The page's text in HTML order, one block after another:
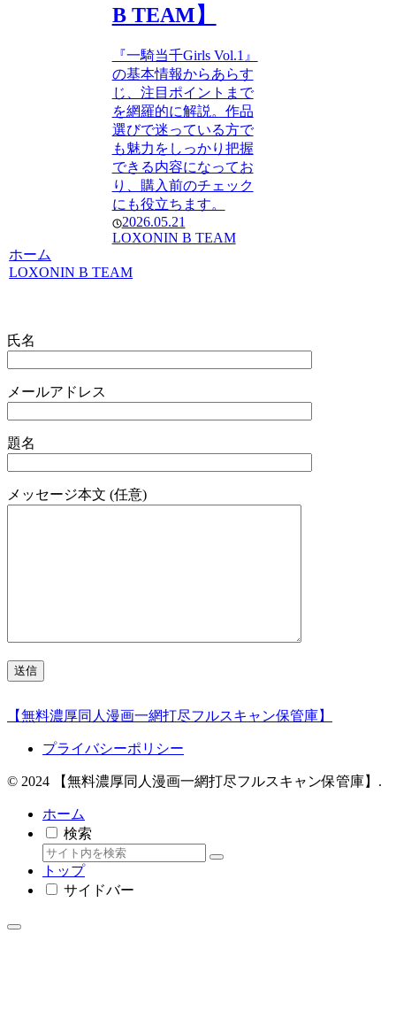
B TEAM】
『一騎当千Girls Vol.1』
の基本情報からあらす
じ、注目ポイントまで
を網羅的に解説。作品
選びで迷っている方で
も魅力をしっかり把握
できる内容になってお
り、購入前のチェック
にも役立ちます。
2026.05.21
LOXONIN B TEAM
ホーム
LOXONIN B TEAM
氏名
メールアドレス
題名
メッセージ本文 (任意)
【無料濃厚同人漫画一網打尽フルスキャン保管庫】
プライバシーポリシー
© 2024 【無料濃厚同人漫画一網打尽フルスキャン保管庫】.
ホーム
検索
トップ
サイドバー